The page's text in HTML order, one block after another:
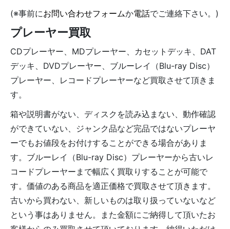
(※事前にお問い合わせフォームか電話でご連絡下さい。)
プレーヤー買取
CDプレーヤー、MDプレーヤー、カセットデッキ、DAT
デッキ、DVDプレーヤー、ブルーレイ（Blu-ray Disc）
プレーヤー、レコードプレーヤーなど買取させて頂きま
す。
箱や説明書がない、ディスクを読み込まない、動作確認
ができていない、ジャンク品など完品ではないプレーヤ
ーでもお値段をお付けすることができる場合がありま
す。ブルーレイ（Blu-ray Disc）プレーヤーから古いレ
コードプレーヤーまで幅広く買取りすることが可能で
す。価値のある商品を適正価格で買取させて頂きます。
古いから買わない、新しいものは取り扱っていないなど
という事はありません。また金額にご納得して頂いたお